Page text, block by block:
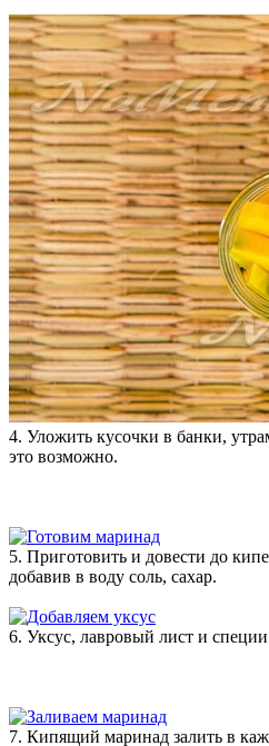
4. Уложить кусочки в банки,
это возможно.
5. Приготовить и довести до
добавив в воду соль, сахар.
6. Уксус, лавровый лист и
7. Кипящий маринад залить в